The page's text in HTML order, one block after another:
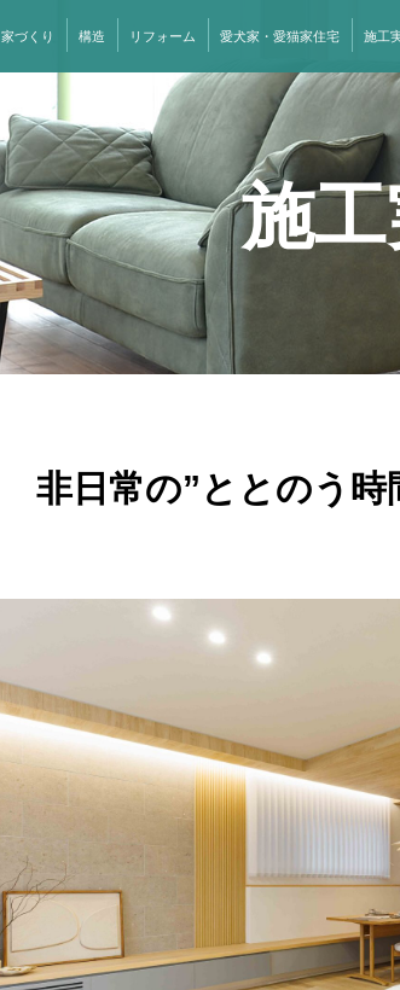
家づくり 構造 リフォーム 愛犬家・愛猫家住宅 施工
施
非日常の”ととのう